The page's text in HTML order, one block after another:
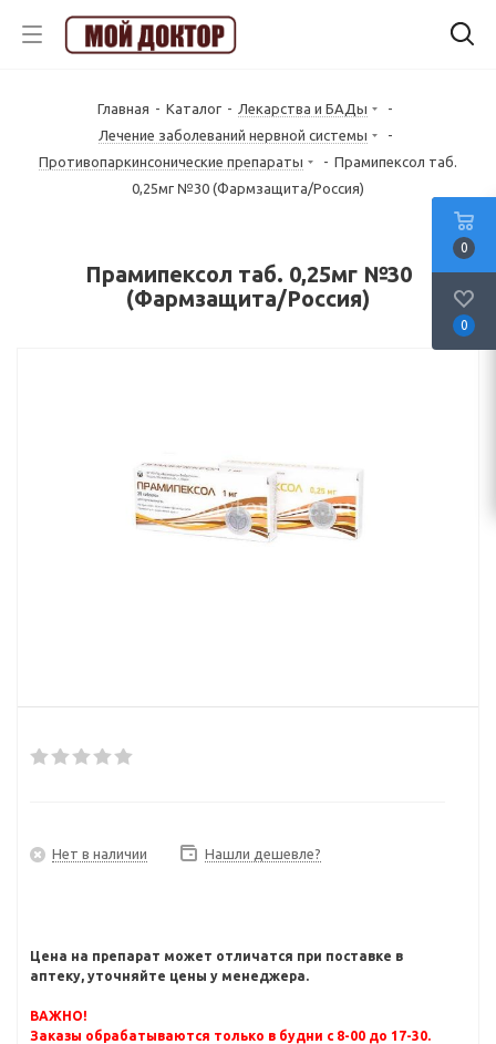
Главная - Каталог - Лекарства и БАДы
-
Лечение заболеваний нервной системы
-
Противопаркинсонические препараты
- Прамипексол таб.
0,25мг №30 (Фармзащита/Россия)
Прамипексол таб. 0,25мг №30
(Фармзащита/Россия)
Нет в наличии Нашли дешевле?
Цена на препарат может отличатся при поставке в
аптеку, уточняйте цены у менеджера.
ВАЖНО!
Заказы обрабатываются только в будни с 8-00 до 17-30.
0
0